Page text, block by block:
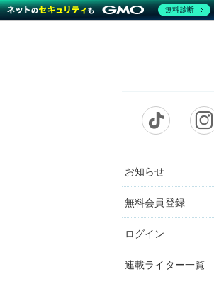
お知らせ
無料会員登録
ログイン
連載ライター一覧
無料診断